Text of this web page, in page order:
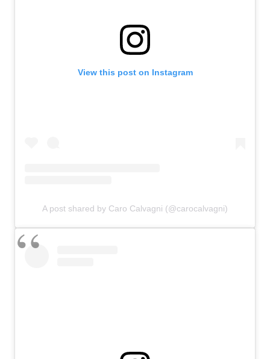
View this post on Instagram
A post shared by Caro Calvagni (@carocalvagni)